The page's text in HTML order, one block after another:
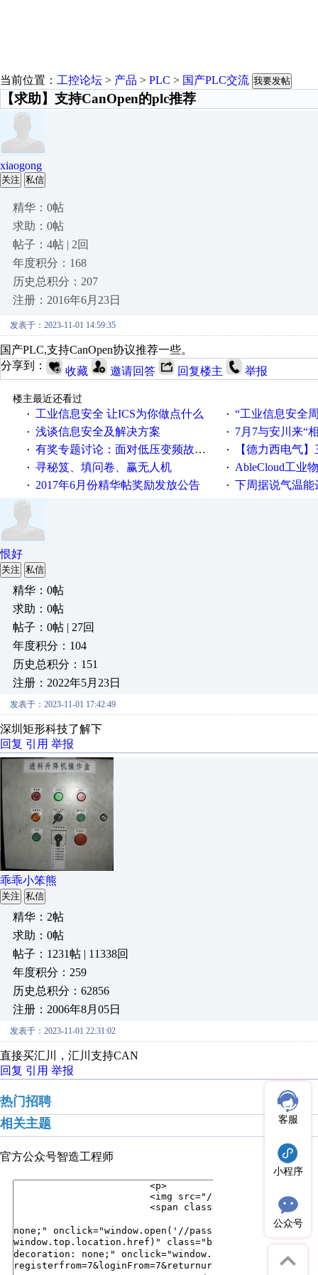
当前位置： 工控论坛 > 产品 > PLC > 国产PLC交流 我要发帖
【求助】支持CanOpen的plc推荐
xiaogong
关注 私信
精华：0帖
求助：0帖
帖子：4帖 | 2回
年度积分：168
历史总积分：207
注册：2016年6月23日
发表于：2023-11-01 14:59:35
国产PLC,支持CanOpen协议推荐一些。
分享到：
收藏 邀请回答 回复楼主 举报
楼主最近还看过
·
工业信息安全 让ICS为你做点什么 · “工业信息安全周之我见”
· 浅谈信息安全及解决方案 · 7月7与安川来“
· 有奖专题讨论：面对低压变频故障，老手是这样解决的！ · 【德力西电气】三
· 寻秘笈、填问卷、赢无人机 · AbleCloud工业物联
· 2017年6月份精华帖奖励发放公告 · 下周据说气温能
恨好
关注 私信
精华：0帖
求助：0帖
帖子：0帖 | 27回
年度积分：104
历史总积分：151
注册：2022年5月23日
发表于：2023-11-01 17:42:49
深圳矩形科技了解下
回复 引用 举报
乖乖小笨熊
关注 私信
精华：2帖
求助：0帖
帖子：1231帖 | 11338回
年度积分：259
历史总积分：62856
注册：2006年8月05日
发表于：2023-11-01 22:31:02
直接买汇川，汇川支持CAN
回复 引用 举报
热门招聘
相关主题
官方公众号智造工程师
客服
小程序
公众号